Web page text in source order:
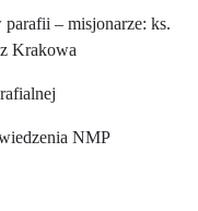
– misjonarze: ks.
Krakowa
NMP